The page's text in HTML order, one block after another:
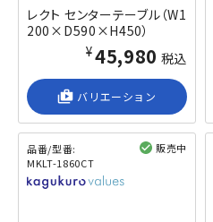
レクト センターテーブル（W1
200×D590×H450）
¥45,980 税込
shop_2 バリエーション
品番/型番:
MKLT-1860CT
販売中